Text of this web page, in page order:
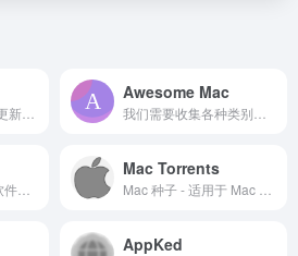
Awesome Mac
Mac Torrents
AppKed